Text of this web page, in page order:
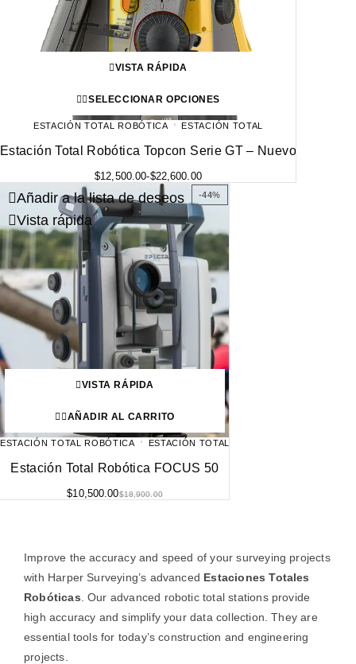
VISTA RÁPIDA
SELECCIONAR OPCIONES
ESTACIÓN TOTAL ROBÓTICA ESTACIÓN TOTAL
Estación Total Robótica Topcon Serie GT – Nuevo
$12,500.00-$22,600.00
-44%
Añadir a la lista de deseos
Vista rápida
VISTA RÁPIDA
AÑADIR AL CARRITO
ESTACIÓN TOTAL ROBÓTICA ESTACIÓN TOTAL
Estación Total Robótica FOCUS 50
$18,900.00
$10,500.00
Improve the accuracy and speed of your surveying projects
with Harper Surveying’s advanced Estaciones Totales
Robóticas . Our advanced robotic total stations provide
high accuracy and simplify your data collection. They are
essential tools for today’s construction and engineering
projects.